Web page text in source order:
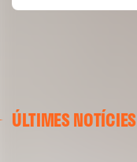
ÚLTIMES NOTÍCIES